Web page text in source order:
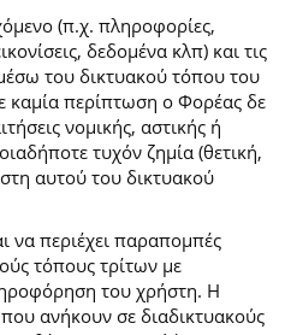
(π.χ. πληροφορίες,
δεδομένα κλπ) και τις
του δικτυακού τόπου του
περίπτωση ο Φορέας δε
νομικής, αστικής ή
τυχόν ζημία (θετική,
αυτού του δικτυακού
να περιέχει παραπομπές
τόπους τρίτων με
του χρήστη. Η
ανήκουν σε διαδικτυακούς